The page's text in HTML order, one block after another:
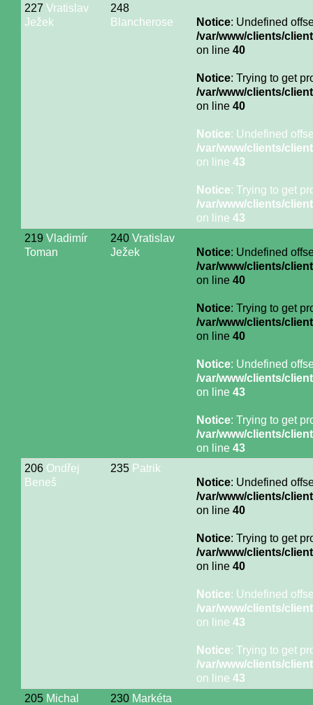
227 Vratislav
Ježek
248
Blancherose
Notice: Undefined
/var/www/clients/
on line 40
Notice: Trying to get
/var/www/clients/
on line 40
Notice: Undefined
/var/www/clients/
on line 43
Notice: Trying to get
/var/www/clients/
on line 43
219 Vladimír
Toman
240 Vratislav
Ježek
Notice: Undefined
/var/www/clients/
on line 40
Notice: Trying to get
/var/www/clients/
on line 40
Notice: Undefined
/var/www/clients/
on line 43
Notice: Trying to get
/var/www/clients/
on line 43
206 Ondřej
Beneš
235 Patrik
Notice: Undefined
/var/www/clients/
on line 40
Notice: Trying to get
/var/www/clients/
on line 40
Notice: Undefined
/var/www/clients/
on line 43
Notice: Trying to get
/var/www/clients/
on line 43
205 Michal
230 Markéta